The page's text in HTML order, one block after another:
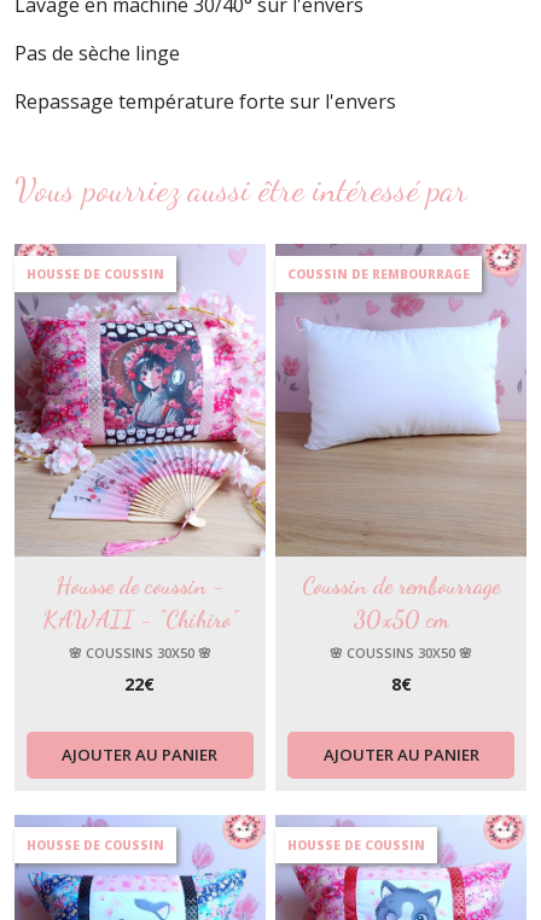
Pas de sèche linge
Repassage température forte sur l'envers
Vous pourriez aussi être intéressé par
HOUSSE DE COUSSIN
Housse de coussin -
KAWAII - "Chihiro"
🌸 COUSSINS 30X50 🌸
22€
AJOUTER AU PANIER
COUSSIN DE REMBOURRAGE
Coussin de rembourrage
30x50 cm
🌸 COUSSINS 30X50 🌸
8€
AJOUTER AU PANIER
HOUSSE DE COUSSIN HOUSSE DE COUSSIN